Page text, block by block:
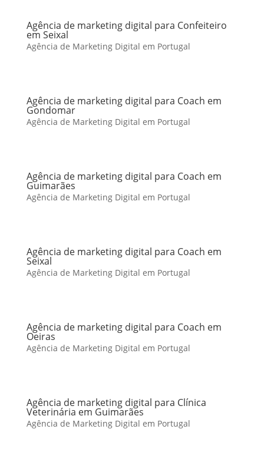
Agência de marketing digital para Confeiteiro
em Seixal
Agência de Marketing Digital em Portugal
Agência de marketing digital para Coach em
Gondomar
Agência de Marketing Digital em Portugal
Agência de marketing digital para Coach em
Guimarães
Agência de Marketing Digital em Portugal
Agência de marketing digital para Coach em
Seixal
Agência de Marketing Digital em Portugal
Agência de marketing digital para Coach em
Oeiras
Agência de Marketing Digital em Portugal
Agência de marketing digital para Clínica
Veterinária em Guimarães
Agência de Marketing Digital em Portugal